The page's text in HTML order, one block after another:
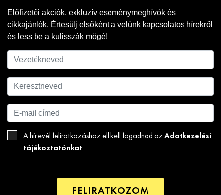
Előfizetői akciók, exkluzív eseménymeghívók és
cikkajánlók. Értesülj elsőként a velünk kapcsolatos hírekről
és less be a kulisszák mögé!
A hírlevél feliratkozáshoz ell kell fogadnod az Adatkezelési
tájékoztatónkat.
FELIRATKOZOM